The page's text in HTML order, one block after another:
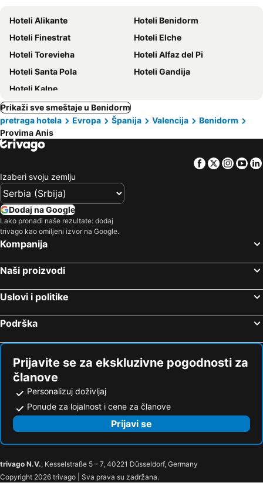
Hoteli Alikante
Hoteli Benidorm
Hoteli Finestrat
Hoteli Elche
Hoteli Torevieha
Hoteli Alfaz del Pi
Hoteli Santa Pola
Hoteli Gandija
Hoteli Kalpe
Prikaži sve smeštaje u Benidorm
pretraga hotela
Evropa Španija Valencija
Benidorm
Provima Anis
Facebook
Twitter
Izaberi svoju zemlju
Dodaj na Google
Lako pronađi naše rezultate: dodaj
trivago kao omiljeni izvor na Google.
Kompanija
Naši proizvodi
Uslovi i politike
Podrška
Prijavite se za ekskluzivne pogodnosti za
članove
Personalizuj doživljaj
Ponude za lojalnost i cene za članove
Prijavi se
trivago N.V., Kesselstraße 5 – 7, 40221 Düsseldorf, Germany
Copyright 2026 trivago | Sva prava su zadržana.